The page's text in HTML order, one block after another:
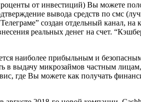
от инвестиций) Вы можете
вывода средств по смс
создан отдельный канал,
реальных денег на счет.
наиболее прибыльным и
выдачу микрозаймов частным
где Вы можете как получать